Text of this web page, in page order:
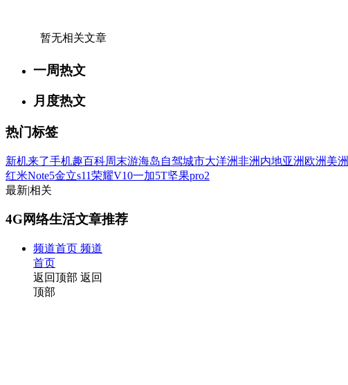
暂无相关文章
一周热文
月度热文
热门标签
新机来了手机趣百科周末游海岛自驾城市大洋洲非洲 内地亚洲 欧洲 美洲
红米Note5金立s11荣耀V10一加5T坚果pro2
最新|相关
4G网络生活文章推荐
频道首页 频道
首页
返回顶部 返回
顶部